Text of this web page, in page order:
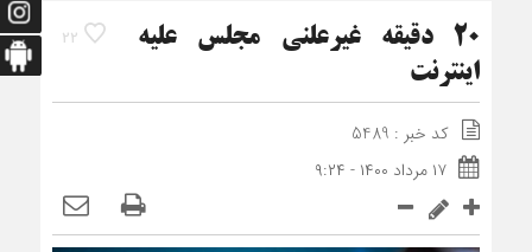
22
20 دقيقه غيرعلني مجلس عليه
اينترنت
کد خبر : 5489
۱۷ مرداد ۱۴۰۰ - ۹:۲۴